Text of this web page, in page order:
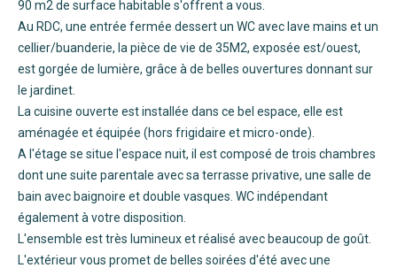
90 m2 de surface habitable s'offrent a vous.
Au RDC, une entrée fermée dessert un WC avec lave mains et un
cellier/buanderie, la pièce de vie de 35M2, exposée est/ouest,
est gorgée de lumière, grâce à de belles ouvertures donnant sur
le jardinet.
La cuisine ouverte est installée dans ce bel espace, elle est
aménagée et équipée (hors frigidaire et micro-onde).
A l'étage se situe l'espace nuit, il est composé de trois chambres
dont une suite parentale avec sa terrasse privative, une salle de
bain avec baignoire et double vasques. WC indépendant
également à votre disposition.
L'ensemble est très lumineux et réalisé avec beaucoup de goût.
L'extérieur vous promet de belles soirées d'été avec une